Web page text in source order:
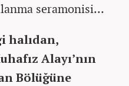
seramonisi…
halıdan,
Alayı’nın
Bölüğüne